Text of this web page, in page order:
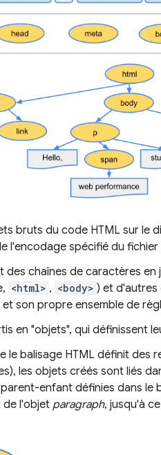
bruts du code HTML sur le
l'encodage spécifié du fichier
des chaînes de caractères
<html> , <body> ) et d'autres
son propre ensemble de
en "objets", qui définissent
le balisage HTML définit des
les objets créés sont liés
enfant définies dans le
l'objet paragraph, jusqu'à